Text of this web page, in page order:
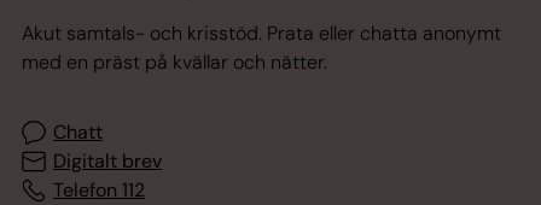
Akut samtals- och krisstöd. Prata eller chatta anonymt
med en präst på kvällar och nätter.
Chatt
Digitalt brev
Telefon 112